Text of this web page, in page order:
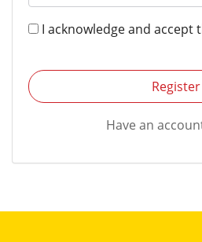
I acknowledge and accept
Register
Have an